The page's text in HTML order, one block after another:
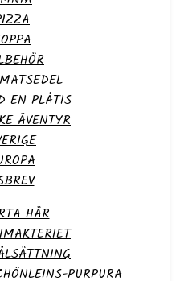
EN PLÅTIS
ÄVENTYR
HÄR
PURPURA